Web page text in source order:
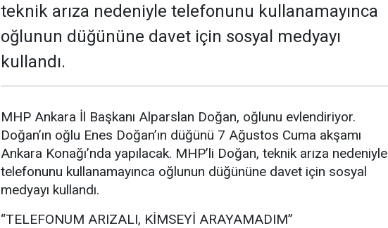
teknik arıza nedeniyle telefonunu kullanamayınca
oğlunun düğününe davet için sosyal medyayı
kullandı.
MHP Ankara İl Başkanı Alparslan Doğan, oğlunu evlendiriyor.
Doğan’ın oğlu Enes Doğan’ın düğünü 7 Ağustos Cuma akşamı
Ankara Konağı’nda yapılacak. MHP’li Doğan, teknik arıza nedeniyle
telefonunu kullanamayınca oğlunun düğününe davet için sosyal
medyayı kullandı.
“TELEFONUM ARIZALI, KİMSEYİ ARAYAMADIM”